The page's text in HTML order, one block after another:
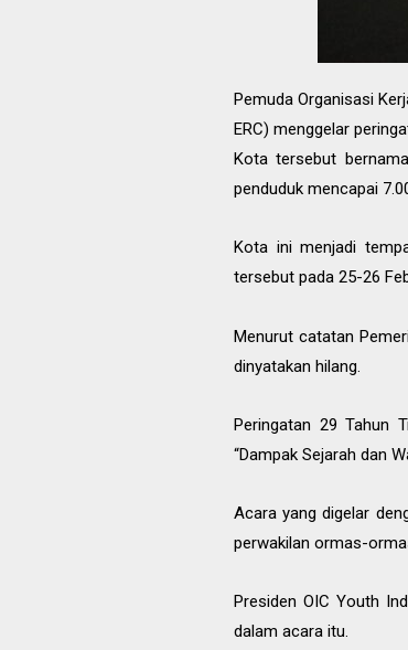
Pemuda Organisasi
ERC) menggelar
Kota tersebut
penduduk mencapai
Kota ini menjadi
tersebut pada 25-26
Menurut catatan
dinyatakan hilang.
Peringatan 29 Tahun
“Dampak Sejarah dan
Acara yang digelar
perwakilan ormas-
Presiden OIC Youth
dalam acara itu.